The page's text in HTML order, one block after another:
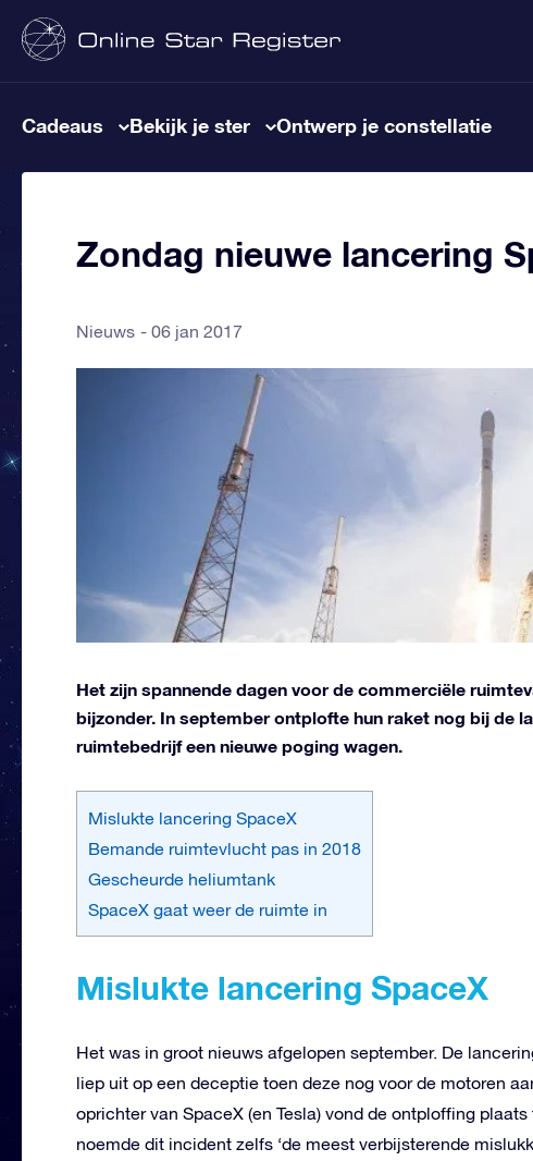
Cadeaus Bekijk je ster Ontwerp je constellatie
Zondag nieuwe lancering
Nieuws 06 jan 2017
Het zijn spannende dagen voor de commerciële
bijzonder. In september ontplofte hun raket nog bij de
ruimtebedrijf een nieuwe poging wagen.
Mislukte lancering SpaceX
Bemande ruimtevlucht pas in 2018
Gescheurde heliumtank
SpaceX gaat weer de ruimte in
Mislukte lancering SpaceX
Het was in groot nieuws afgelopen september. De
liep uit op een deceptie toen deze nog voor de motoren
oprichter van SpaceX (en Tesla) vond de ontploffing
noemde dit incident zelfs ‘de meest verbijsterende